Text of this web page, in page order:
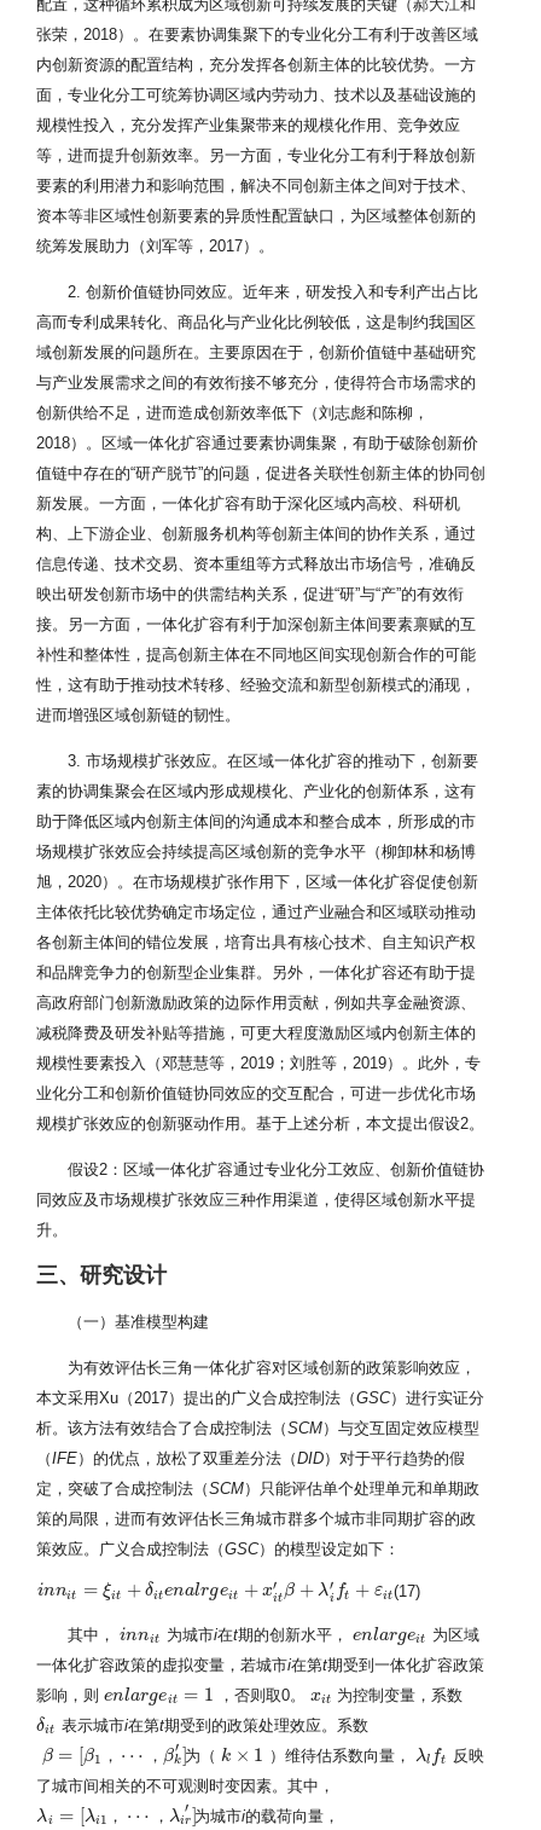
配置，这种循环累积成为区域创新可持续发展的关键（郝大江和
张荣，2018）。在要素协调集聚下的专业化分工有利于改善区域
内创新资源的配置结构，充分发挥各创新主体的比较优势。一方
面，专业化分工可统筹协调区域内劳动力、技术以及基础设施的
规模性投入，充分发挥产业集聚带来的规模化作用、竞争效应
等，进而提升创新效率。另一方面，专业化分工有利于释放创新
要素的利用潜力和影响范围，解决不同创新主体之间对于技术、
资本等非区域性创新要素的异质性配置缺口，为区域整体创新的
统筹发展助力（刘军等，2017）。
2. 创新价值链协同效应。近年来，研发投入和专利产出占比
高而专利成果转化、商品化与产业化比例较低，这是制约我国区
域创新发展的问题所在。主要原因在于，创新价值链中基础研究
与产业发展需求之间的有效衔接不够充分，使得符合市场需求的
创新供给不足，进而造成创新效率低下（刘志彪和陈柳，
2018）。区域一体化扩容通过要素协调集聚，有助于破除创新价
值链中存在的“研产脱节”的问题，促进各关联性创新主体的协同创
新发展。一方面，一体化扩容有助于深化区域内高校、科研机
构、上下游企业、创新服务机构等创新主体间的协作关系，通过
信息传递、技术交易、资本重组等方式释放出市场信号，准确反
映出研发创新市场中的供需结构关系，促进“研”与“产”的有效衔
接。另一方面，一体化扩容有利于加深创新主体间要素禀赋的互
补性和整体性，提高创新主体在不同地区间实现创新合作的可能
性，这有助于推动技术转移、经验交流和新型创新模式的涌现，
进而增强区域创新链的韧性。
3. 市场规模扩张效应。在区域一体化扩容的推动下，创新要
素的协调集聚会在区域内形成规模化、产业化的创新体系，这有
助于降低区域内创新主体间的沟通成本和整合成本，所形成的市
场规模扩张效应会持续提高区域创新的竞争水平（柳卸林和杨博
旭，2020）。在市场规模扩张作用下，区域一体化扩容促使创新
主体依托比较优势确定市场定位，通过产业融合和区域联动推动
各创新主体间的错位发展，培育出具有核心技术、自主知识产权
和品牌竞争力的创新型企业集群。另外，一体化扩容还有助于提
高政府部门创新激励政策的边际作用贡献，例如共享金融资源、
减税降费及研发补贴等措施，可更大程度激励区域内创新主体的
规模性要素投入（邓慧慧等，2019；刘胜等，2019）。此外，专
业化分工和创新价值链协同效应的交互配合，可进一步优化市场
规模扩张效应的创新驱动作用。基于上述分析，本文提出假设2。
假设2：区域一体化扩容通过专业化分工效应、创新价值链协
同效应及市场规模扩张效应三种作用渠道，使得区域创新水平提
升。
三、研究设计
（一）基准模型构建
为有效评估长三角一体化扩容对区域创新的政策影响效应，
本文采用Xu（2017）提出的广义合成控制法（GSC）进行实证分
析。该方法有效结合了合成控制法（SCM）与交互固定效应模型
（IFE）的优点，放松了双重差分法（DID）对于平行趋势的假
定，突破了合成控制法（SCM）只能评估单个处理单元和单期政
策的局限，进而有效评估长三角城市群多个城市非同期扩容的政
策效应。广义合成控制法（GSC）的模型设定如下：
innit = ξit + δitenalrgeit + x′
it β + λ′
i ft + εit
innit=ξ it+ δite na lrgeit+xit′β+λi′ t+εit (17)
其中， innit
innit 为城市i在t期的创新水平， enlargeit
enlargeit
为区域
一体化扩容政策的虚拟变量，若城市i在第t期受到一体化扩容政策
影响，则enlargeit = 1
enlargeit=1 ，否则取0。 xit
xit 为控制变量，系数
δit
δit 表示城市i在第t期受到的政策处理效应。系数
β = [β1 ， ⋯ ， βk]
′
β= [β1 ，⋯ ，βk] 为（ k × 1
k×1 ）维待估系数向量， λl ft
λlf t
反映
了城市间相关的不可观测时变因素。其中，
λi = [λi1 ， ⋯ ， λir]
′
λi= [λi ，⋯， λ r] 为城市i的载荷向量，